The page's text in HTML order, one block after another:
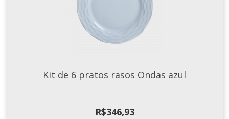
Kit de 6 pratos rasos Ondas azul
R$346,93